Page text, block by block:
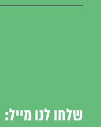
שלחו לנו מייל: